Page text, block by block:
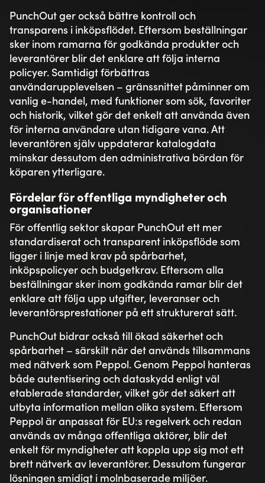
PunchOut ger också bättre kontroll och
transparens i inköpsflödet. Eftersom beställningar
sker inom ramarna för godkända produkter och
leverantörer blir det enklare att följa interna
policyer. Samtidigt förbättras
användarupplevelsen – gränssnittet påminner om
vanlig e-handel, med funktioner som sök, favoriter
och historik, vilket gör det enkelt att använda även
för interna användare utan tidigare vana. Att
leverantören själv uppdaterar katalogdata
minskar dessutom den administrativa bördan för
köparen ytterligare.
Fördelar för offentliga myndigheter och
organisationer
För offentlig sektor skapar PunchOut ett mer
standardiserat och transparent inköpsflöde som
ligger i linje med krav på spårbarhet,
inköpspolicyer och budgetkrav. Eftersom alla
beställningar sker inom godkända ramar blir det
enklare att följa upp utgifter, leveranser och
leverantörsprestationer på ett strukturerat sätt.
PunchOut bidrar också till ökad säkerhet och
spårbarhet – särskilt när det används tillsammans
med nätverk som Peppol. Genom Peppol hanteras
både autentisering och dataskydd enligt väl
etablerade standarder, vilket gör det säkert att
utbyta information mellan olika system. Eftersom
Peppol är anpassat för EU:s regelverk och redan
används av många offentliga aktörer, blir det
enkelt för myndigheter att koppla upp sig mot ett
brett nätverk av leverantörer. Dessutom fungerar
lösningen smidigt i molnbaserade miljöer.